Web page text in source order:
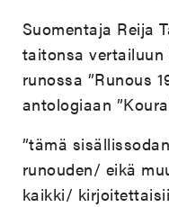
Suomentaja Reija
taitonsa vertailuun
runossa ”Runous
antologiaan
”tämä
runouden/ eikä
kaikki/